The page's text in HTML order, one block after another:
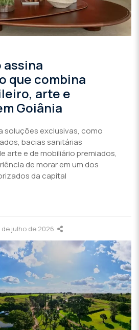
assina
que combina
arte e
Goiânia
soluções exclusivas, como
bacias sanitárias
arte e de mobiliário premiados,
de morar em um dos
da capital
de julho de 2026